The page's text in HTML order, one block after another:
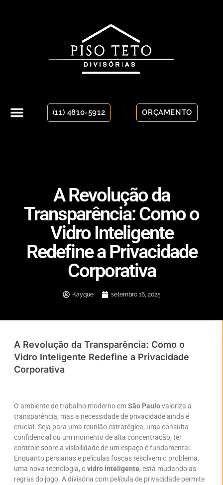
ORÇAMENTO
(11) 4810-5912
A Revolução da
Transparência: Como o
Vidro Inteligente
Redefine a Privacidade
Corporativa
Kayque setembro 16, 2025
A Revolução da Transparência: Como o
Vidro Inteligente Redefine a Privacidade
Corporativa
O ambiente de trabalho moderno emSão Paulovaloriza a
transparência, mas a necessidade de privacidade ainda é
crucial. Seja para uma reunião estratégica, uma consulta
confidencial ou um momento de alta concentração, ter
controle sobre a visibilidade de um espaço é fundamental.
Enquanto persianas e películas foscas resolvem o problema,
uma nova tecnologia, ovidro inteligente, está mudando as
regras do jogo. A divisória com película de privacidade permite